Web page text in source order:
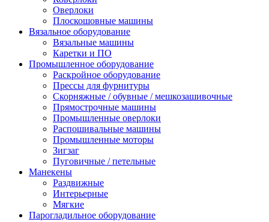
Оверлоки
Плоскошовные машины
Вязальное оборудование
Вязальные машины
Каретки и ПО
Промышленное оборудование
Раскройное оборудование
Прессы для фурнитуры
Скорняжные / обувные / мешкозашивочные
Прямострочные машины
Промышленные оверлоки
Распошивальные машины
Промышленные моторы
Зигзаг
Пуговичные / петельные
Манекены
Раздвижные
Интерьерные
Мягкие
Парогладильное оборудование